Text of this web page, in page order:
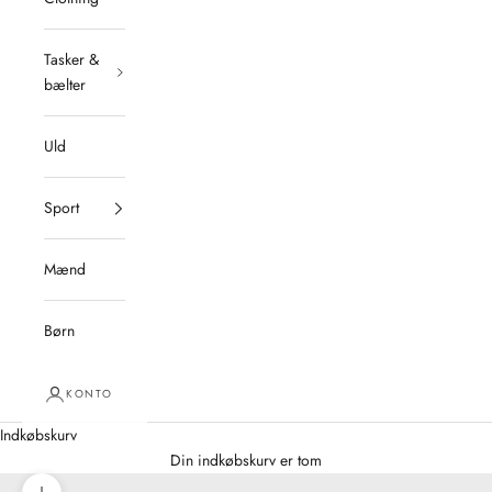
Tasker &
bælter
Uld
Sport
Mænd
Børn
KONTO
Indkøbskurv
Din indkøbskurv er tom